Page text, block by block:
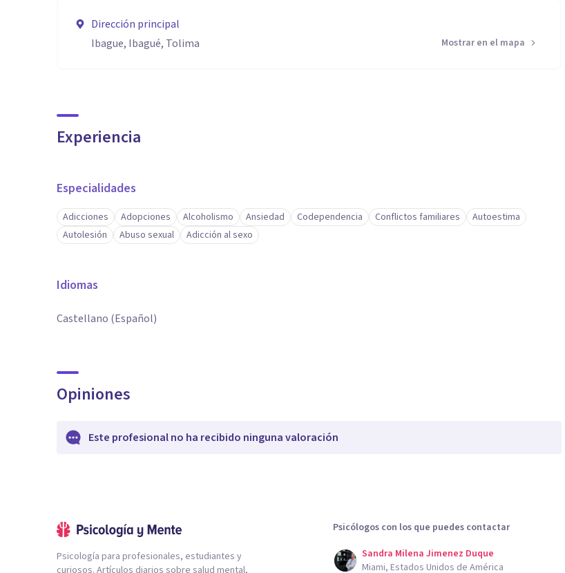
Dirección principal
Ibague, Ibagué, Tolima
Mostrar en el mapa
Experiencia
Especialidades
Adicciones Adopciones Alcoholismo Ansiedad Codependencia Conflictos familiares
Autoestima
Autolesión
Abuso sexual Adicción al sexo
Idiomas
Castellano (Español)
Opiniones
Este profesional no ha recibido ninguna valoración
Psicología para profesionales, estudiantes y
curiosos. Artículos diarios sobre salud mental,
Psicólogos con los que puedes contactar
Sandra Milena Jimenez Duque
Miami, Estados Unidos de América